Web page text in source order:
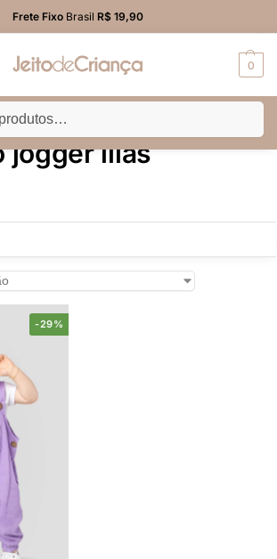
Frete FixoBrasil R$ 19,90
0
com a tag “macacão jogger lilás”
jogger lilás
-29%